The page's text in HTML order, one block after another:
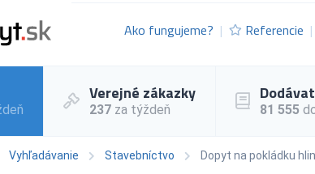
Ako fungujeme? Referencie
Verejné zákazky
237 za týždeň 81 555
Vyhľadávanie Stavebníctvo Dopyt na pokládku